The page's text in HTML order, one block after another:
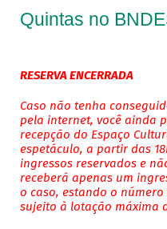
Quintas no
RESERVA ENCERRADA
Caso não tenha
pela internet, você ainda
recepção do Espaço
espetáculo, a partir das
ingressos reservados e
receberá apenas um
o caso, estando o
sujeito à lotação máxima